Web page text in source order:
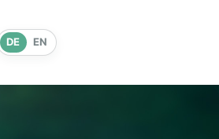
DE EN